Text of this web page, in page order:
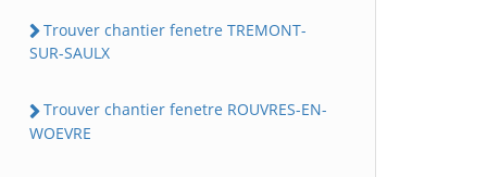
Trouver chantier fenetre TREMONT-
SUR-SAULX
Trouver chantier fenetre ROUVRES-EN-
WOEVRE